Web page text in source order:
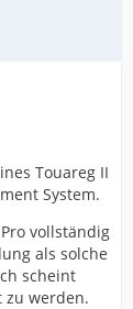
Touareg II
System.
vollständig
als solche
scheint
zu werden.